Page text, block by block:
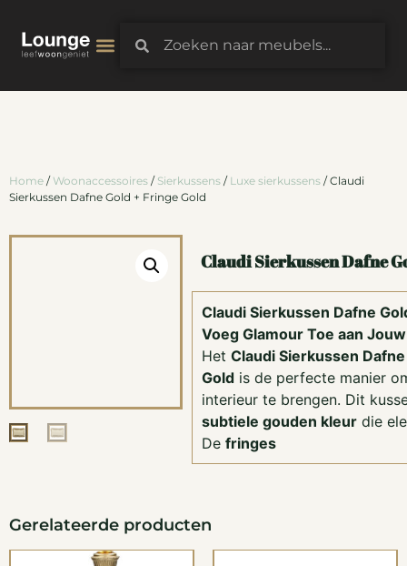
Home / Woonaccessoires / Sierkussens / Luxe sierkussens / Claudi
Sierkussen Dafne Gold + Fringe Gold
Claudi Sierkussen Dafne
Claudi Sierkussen Dafne
Voeg Glamour Toe aan
Het Claudi Sierkussen
Goldis de perfecte manier
interieur te brengen. Dit
subtiele gouden kleurdie
De fringes
Gerelateerde producten